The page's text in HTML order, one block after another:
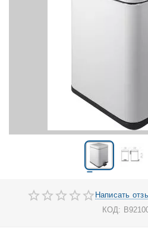
Написать
КОД: